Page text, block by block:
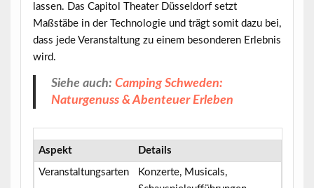
lassen. Das Capitol Theater Düsseldorf setzt
Maßstäbe in der
Technologieund trägt somit dazu bei,
dass jede Veranstaltung zu einem besonderen Erlebnis
wird.
Siehe auch:Camping Schweden:
Naturgenuss & Abenteuer Erleben
Aspekt Details
Veranstaltungsarten
Konzerte, Musicals,